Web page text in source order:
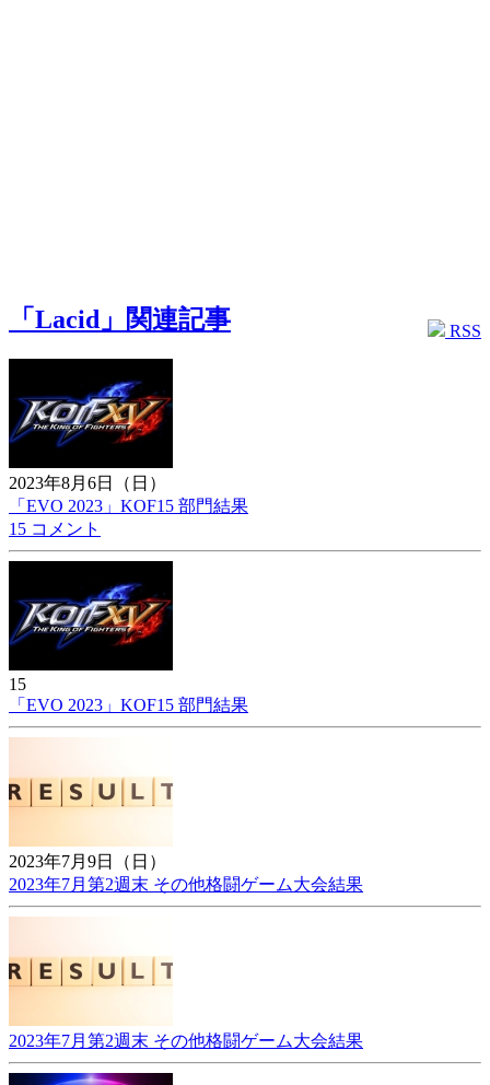
RSS
「Lacid」関連記事
2023年8月6日（日）
「EVO 2023」KOF15 部門結果
15 コメント
15
「EVO 2023」KOF15 部門結果
2023年7月9日（日）
2023年7月第2週末 その他格闘ゲーム大会結果
2023年7月第2週末 その他格闘ゲーム大会結果